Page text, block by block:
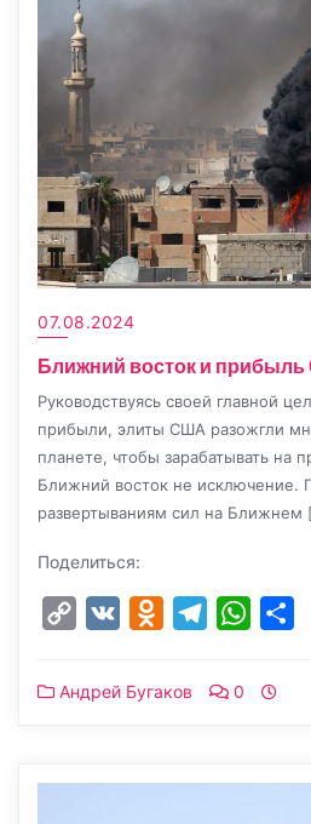
07.08.2024
Ближний восток и
Руководствуясь своей главной
прибыли, элиты США разожгли
планете, чтобы зарабатывать на
Ближний восток не исключение.
развертываниям сил на Ближнем
Поделиться:
Copy
VK Odnoklassniki
Telegram
Андрей Бугаков 0